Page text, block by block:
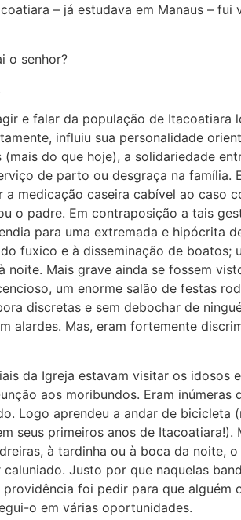
– já estudava em Manaus – fui
o senhor?
e falar da população de Itacoatiara
influiu sua personalidade
(mais do que hoje), a solidariedade
de parto ou desgraça na família.
a medicação caseira cabível ao caso
o padre. Em contraposição a tais
para uma extremada e hipócrita
fuxico e à disseminação de boatos;
noite. Mais grave ainda se fossem
um enorme salão de festas
discretas e sem debochar de
alardes. Mas, eram fortemente
da Igreja estavam visitar os idosos
aos moribundos. Eram inúmeras
Logo aprendeu a andar de bicicleta
seus primeiros anos de Itacoatiara!).
à tardinha ou à boca da noite,
Justo por que naquelas
providência foi pedir para que alguém
o em várias oportunidades.